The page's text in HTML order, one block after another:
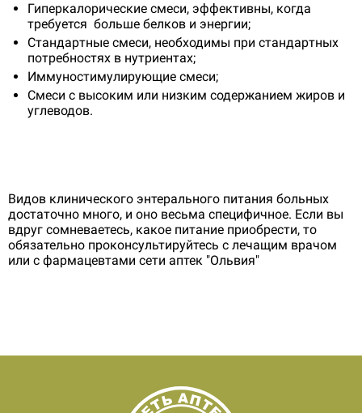
Гиперкалорические смеси, эффективны, когда
требуется больше белков и энергии;
Стандартные смеси, необходимы при стандартных
потребностях в нутриентах;
Иммуностимулирующие смеси;
Смеси с высоким или низким содержанием жиров и
углеводов.
Видов клинического энтерального питания больных
достаточно много, и оно весьма специфичное. Если вы
вдруг сомневаетесь, какое питание приобрести, то
обязательно проконсультируйтесь с лечащим врачом
или с фармацевтами сети аптек "Ольвия"